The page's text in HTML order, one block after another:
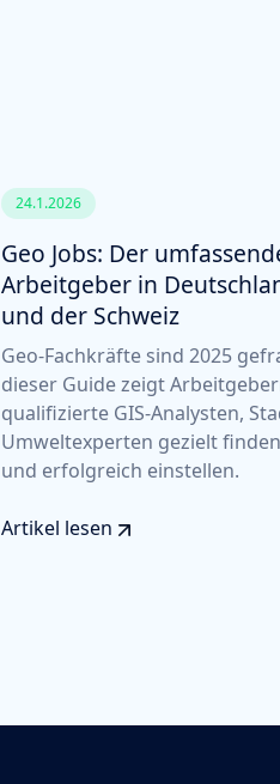
24.1.2026
Geo Jobs: Der
Arbeitgeber in
und der Schweiz
Geo-Fachkräfte sind 2025
dieser Guide zeigt
qualifizierte GIS-Analysten,
Umweltexperten gezielt
und erfolgreich einstellen.
Artikel lesen